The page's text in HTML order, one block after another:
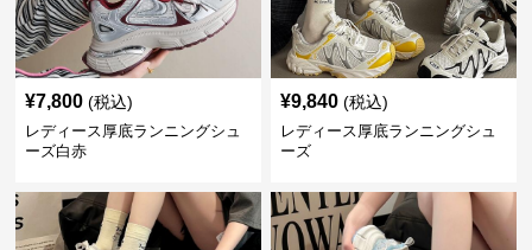
¥7,800 (税込)
レディース厚底ランニングシュ
ーズ白赤
¥9,840 (税込)
レディース厚底ランニングシュ
ーズ